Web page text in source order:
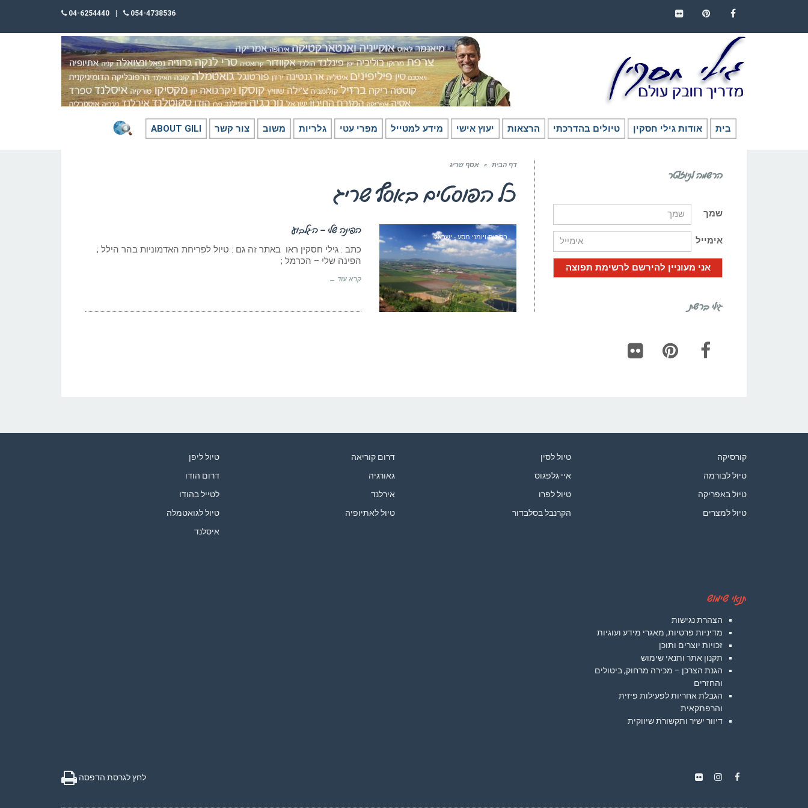
054-4738536
04-6254440
בית אודות גילי חסקין טיולים בהדרכתי הרצאות יעוץ אישי מידע למטייל מפרי עטי גלריות משוב צור קשר ABOUT GILI
דף הבית » אסף שריג
כל הפוסטים באסף שריג
כתבות ויומני מסע - ישראל
הפינה שלי – הגלבוע
כתב : גילי חסקין ראו באתר זה גם : טיול לפריחת האדמוניות בהר הילל ;
הפינה שלי – הכרמל ;
קרא עוד ←
הרשמה לניוזלטר
שמך
אימייל
גילי ברשת
קורסיקה
טיול לבורמה
טיול באפריקה
טיול למצרים
טיול לסין
איי גלפגוס
טיול לפרו
הקרנבל בסלבדור
דרום קוריאה
גאורגיה
אירלנד
טיול לאתיופיה
טיול ליפן
דרום הודו
לטייל בהודו
טיול לגואטמלה
איסלנד
תנאי שימוש
הצהרת נגישות
מדיניות פרטיות, מאגרי מידע ועוגיות
זכויות יוצרים ותוכן
תקנון אתר ותנאי שימוש
הגנת הצרכן – מכירה מרחוק, ביטולים
והחזרים
הגבלת אחריות לפעילות פיזית
והרפתקאית
דיוור ישיר ותקשורת שיווקית
לחץ לגרסת הדפסה